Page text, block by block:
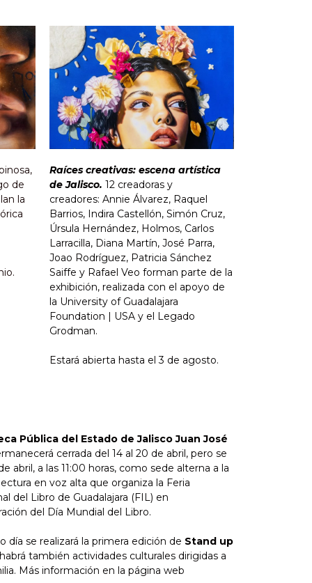
de
la
Raíces creativas: escena artística
de Jalisco. 12 creadoras y
creadores: Annie Álvarez, Raquel
Barrios, Indira Castellón, Simón Cruz,
Úrsula Hernández, Holmos, Carlos
Larracilla, Diana Martín, José Parra,
Joao Rodríguez, Patricia Sánchez
Saiffe y Rafael Veo forman parte de la
exhibición, realizada con el apoyo de
la University of Guadalajara
Foundation | USA y el Legado
Grodman.
Estará abierta hasta el 3 de agosto.
Pública del Estado de Jalisco Juan José
cerrada del 14 al 20 de abril, pero se
abril, a las 11:00 horas, como sede alterna a la
en voz alta que organiza la Feria
del Libro de Guadalajara (FIL) en
del Día Mundial del Libro.
día se realizará la primera edición de Stand up
también actividades culturales dirigidas a
Más información en la página web